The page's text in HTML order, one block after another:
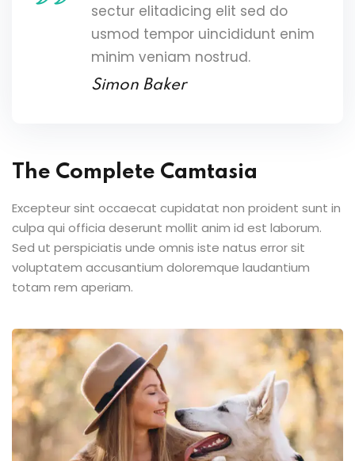
sectur elitadicing elit sed do
usmod tempor uincididunt enim
minim veniam nostrud.
Simon Baker
The Complete Camtasia
Excepteur sint occaecat cupidatat non proident sunt in
culpa qui officia deserunt mollit anim id est laborum.
Sed ut perspiciatis unde omnis iste natus error sit
voluptatem accusantium doloremque laudantium
totam rem aperiam.